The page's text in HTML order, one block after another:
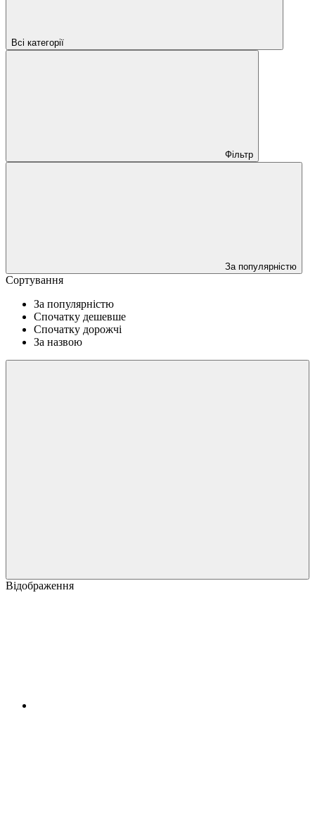
Всі категорії
Фільтр
За популярністю
Сортування
За популярністю
Спочатку дешевше
Спочатку дорожчі
За назвою
Відображення